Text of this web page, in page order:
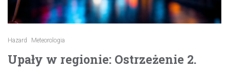
Hazard Meteorologia
Upały w regionie: Ostrzeżenie 2.